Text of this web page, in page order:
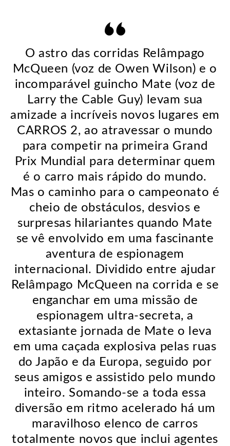
O astro das corridas Relâmpago
McQueen (voz de Owen Wilson) e o
incomparável guincho Mate (voz de
Larry the Cable Guy) levam sua
amizade a incríveis novos lugares em
CARROS 2, ao atravessar o mundo
para competir na primeira Grand
Prix Mundial para determinar quem
é o carro mais rápido do mundo.
Mas o caminho para o campeonato é
cheio de obstáculos, desvios e
surpresas hilariantes quando Mate
se vê envolvido em uma fascinante
aventura de espionagem
internacional. Dividido entre ajudar
Relâmpago McQueen na corrida e se
enganchar em uma missão de
espionagem ultra-secreta, a
extasiante jornada de Mate o leva
em uma caçada explosiva pelas ruas
do Japão e da Europa, seguido por
seus amigos e assistido pelo mundo
inteiro. Somando-se a toda essa
diversão em ritmo acelerado há um
maravilhoso elenco de carros
totalmente novos que inclui agentes